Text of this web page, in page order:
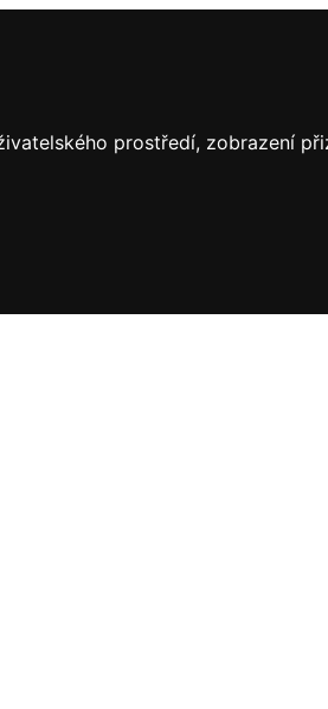
prostředí, zobrazení